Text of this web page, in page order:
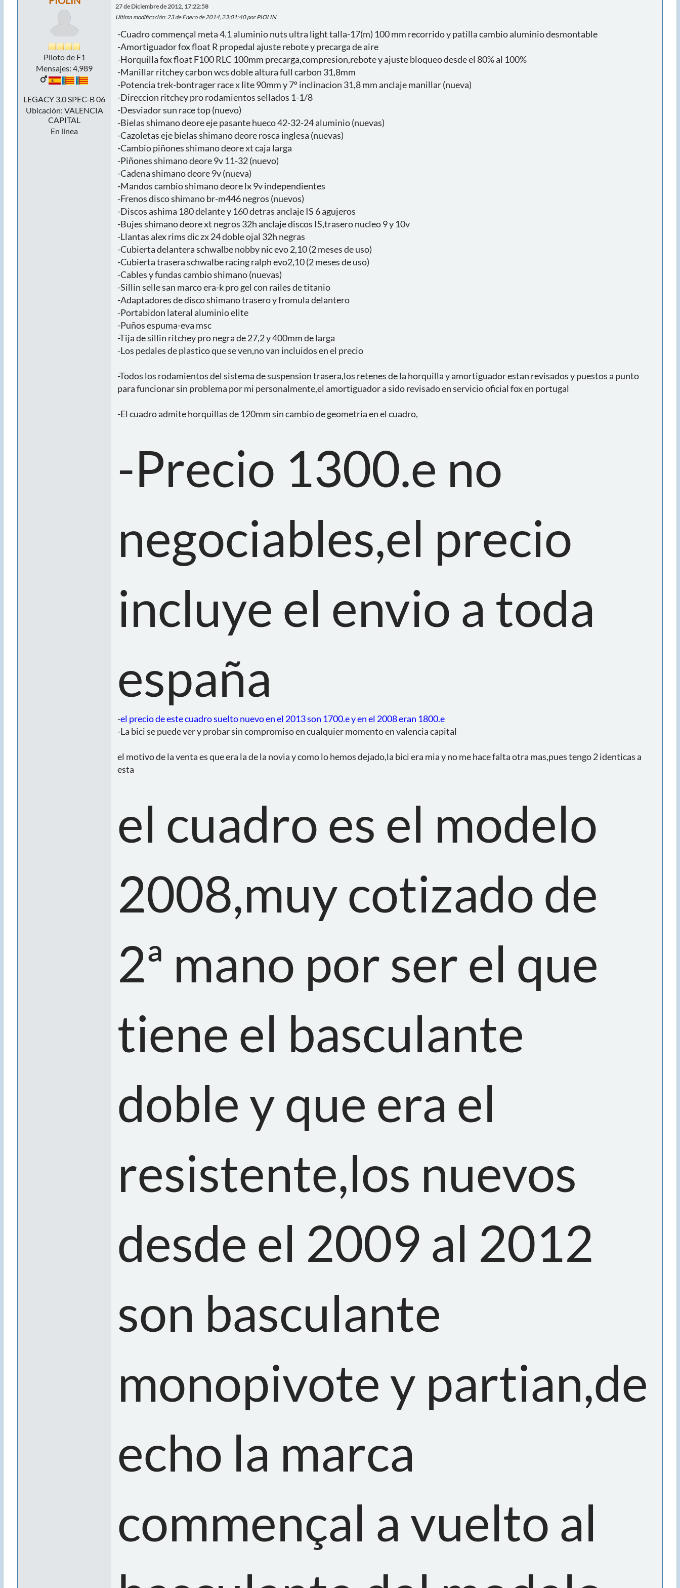
Piloto de F1
Mensajes: 4,989
LEGACY 3.0 SPEC-B 06
Ubicación: VALENCIA
CAPITAL
En línea
27 de Diciembre de 2012, 17:22:58
Ultima modificación: 23 de Enero de 2014, 23:01:40 por PIOLIN
-Cuadro commençal meta 4.1 aluminio nuts ultra light talla-17(m) 100 mm recorrido y patilla cambio aluminio desmontable
-Amortiguador fox float R propedal ajuste rebote y precarga de aire
-Horquilla fox float F100 RLC 100mm precarga,compresion,rebote y ajuste bloqueo desde el 80% al 100%
-Manillar ritchey carbon wcs doble altura full carbon 31,8mm
-Potencia trek-bontrager race x lite 90mm y 7º inclinacion 31,8 mm anclaje manillar (nueva)
-Direccion ritchey pro rodamientos sellados 1-1/8
-Desviador sun race top (nuevo)
-Bielas shimano deore eje pasante hueco 42-32-24 aluminio (nuevas)
-Cazoletas eje bielas shimano deore rosca inglesa (nuevas)
-Cambio piñones shimano deore xt caja larga
-Piñones shimano deore 9v 11-32 (nuevo)
-Cadena shimano deore 9v (nueva)
-Mandos cambio shimano deore lx 9v independientes
-Frenos disco shimano br-m446 negros (nuevos)
-Discos ashima 180 delante y 160 detras anclaje IS 6 agujeros
-Bujes shimano deore xt negros 32h anclaje discos IS,trasero nucleo 9 y 10v
-Llantas alex rims dic zx 24 doble ojal 32h negras
-Cubierta delantera schwalbe nobby nic evo 2,10 (2 meses de uso)
-Cubierta trasera schwalbe racing ralph evo2,10 (2 meses de uso)
-Cables y fundas cambio shimano (nuevas)
-Sillin selle san marco era-k pro gel con railes de titanio
-Adaptadores de disco shimano trasero y fromula delantero
-Portabidon lateral aluminio elite
-Puños espuma-eva msc
-Tija de sillin ritchey pro negra de 27,2 y 400mm de larga
-Los pedales de plastico que se ven,no van incluidos en el precio
-Todos los rodamientos del sistema de suspension trasera,los retenes de la horquilla y amortiguador estan revisados y puestos a punto
para funcionar sin problema por mi personalmente,el amortiguador a sido revisado en servicio oficial fox en portugal
-El cuadro admite horquillas de 120mm sin cambio de geometria en el cuadro,
-Precio 1300.e no
negociables,el precio
incluye el envio a toda
españa
-el precio de este cuadro suelto nuevo en el 2013 son 1700.e y en el 2008 eran 1800.e
-La bici se puede ver y probar sin compromiso en cualquier momento en valencia capital
el motivo de la venta es que era la de la novia y como lo hemos dejado,la bici era mia y no me hace falta otra mas,pues tengo 2 identicas a
esta
el cuadro es el modelo
2008,muy cotizado de
2ª mano por ser el que
tiene el basculante
doble y que era el
resistente,los nuevos
desde el 2009 al 2012
son basculante
monopivote y partian,de
echo la marca
commençal a vuelto al